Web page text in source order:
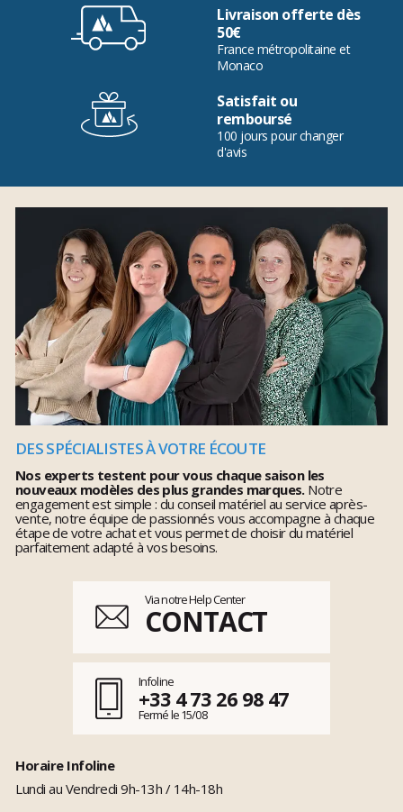
Livraison offerte dès
50€
France métropolitaine et
Monaco
Satisfait ou
remboursé
100 jours pour changer
d'avis
DES SPÉCIALISTES À VOTRE ÉCOUTE
Nos experts testent pour vous chaque saison les
nouveaux modèles des plus grandes marques.Notre
engagement est simple : du conseil matériel au service après-
vente, notre équipe de passionnés vous accompagne à chaque
étape de votre achat et vous permet de choisir du matériel
parfaitement adapté à vos besoins.
Via notre Help Center
CONTACT
Infoline
+33 4 73 26 98 47
Fermé le 15/08
Horaire Infoline
Lundi au Vendredi 9h-13h / 14h-18h